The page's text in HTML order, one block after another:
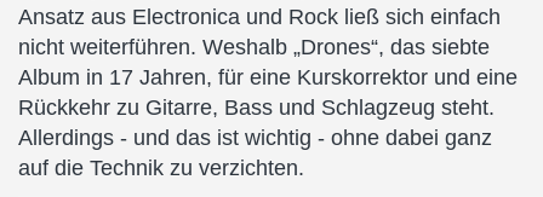
Ansatz aus Electronica und Rock ließ sich einfach
nicht weiterführen. Weshalb „Drones“, das siebte
Album in 17 Jahren, für eine Kurskorrektor und eine
Rückkehr zu Gitarre, Bass und Schlagzeug steht.
Allerdings - und das ist wichtig - ohne dabei ganz
auf die Technik zu verzichten.